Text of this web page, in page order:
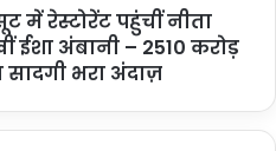
में रेस्टोरेंट पहुंचीं नीता
ईशा अंबानी – 2510 करोड़
भरा अंदाज़